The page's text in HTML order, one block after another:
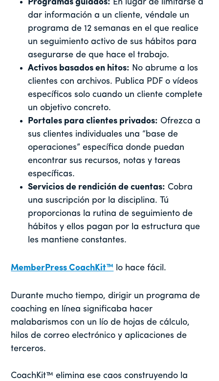
Programas guiados: En lugar de limitarse a
dar información a un cliente, véndale un
programa de 12 semanas en el que realice
un seguimiento activo de sus hábitos para
asegurarse de que hace el trabajo.
Activos basados en hitos: No abrume a los
clientes con archivos. Publica PDF o vídeos
específicos solo cuando un cliente complete
un objetivo concreto.
Portales para clientes privados: Ofrezca a
sus clientes individuales una “base de
operaciones” específica donde puedan
encontrar sus recursos, notas y tareas
específicas.
Servicios de rendición de cuentas: Cobra
una suscripción por la disciplina. Tú
proporcionas la rutina de seguimiento de
hábitos y ellos pagan por la estructura que
les mantiene constantes.
MemberPress CoachKit™ lo hace fácil.
Durante mucho tiempo, dirigir un programa de
coaching en línea significaba hacer
malabarismos con un lío de hojas de cálculo,
hilos de correo electrónico y aplicaciones de
terceros.
CoachKit™ elimina ese caos construyendo la